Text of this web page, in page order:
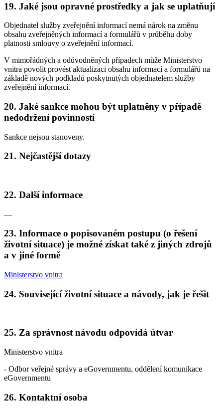
19. Jaké jsou opravné prostředky a jak se uplatňují
Objednatel služby zveřejnění informací nemá nárok na změnu
obsahu zveřejněných informací a formulářů v průběhu doby
platnosti smlouvy o zveřejnění informací.
V mimořádných a odůvodněných případech může Ministerstvo
vnitra povolit provést aktualizaci obsahu informací a formulářů na
základě nových podkladů poskytnutých objednatelem služby
zveřejnění informací.
20. Jaké sankce mohou být uplatněny v případě
nedodržení povinností
Sankce nejsou stanoveny.
21. Nejčastější dotazy
22. Další informace
—
23. Informace o popisovaném postupu (o řešení
životní situace) je možné získat také z jiných zdrojů
a v jiné formě
Ministerstvo vnitra
24. Související životní situace a návody, jak je řešit
—
25. Za správnost návodu odpovídá útvar
Ministerstvo vnitra
- Odbor veřejné správy a eGovernmentu, oddělení komunikace
eGovernmentu
26. Kontaktní osoba